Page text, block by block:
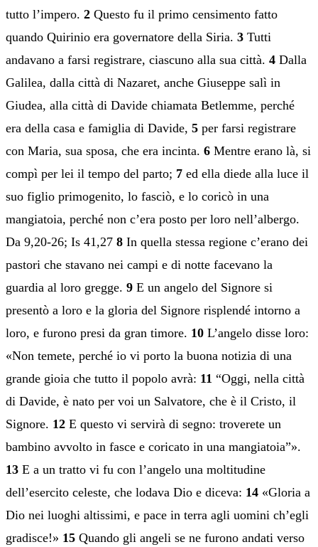
tutto l’impero. 2 Questo fu il primo censimento fatto
quando Quirinio era governatore della Siria. 3 Tutti
andavano a farsi registrare, ciascuno alla sua città. 4 Dalla
Galilea, dalla città di Nazaret, anche Giuseppe salì in
Giudea, alla città di Davide chiamata Betlemme, perché
era della casa e famiglia di Davide, 5 per farsi registrare
con Maria, sua sposa, che era incinta. 6 Mentre erano là, si
compì per lei il tempo del parto; 7 ed ella diede alla luce il
suo figlio primogenito, lo fasciò, e lo coricò in una
mangiatoia, perché non c’era posto per loro nell’albergo.
Da 9,20-26; Is 41,27 8 In quella stessa regione c’erano dei
pastori che stavano nei campi e di notte facevano la
guardia al loro gregge. 9 E un angelo del Signore si
presentò a loro e la gloria del Signore risplendé intorno a
loro, e furono presi da gran timore. 10 L’angelo disse loro:
«Non temete, perché io vi porto la buona notizia di una
grande gioia che tutto il popolo avrà: 11 “Oggi, nella città
di Davide, è nato per voi un Salvatore, che è il Cristo, il
Signore. 12 E questo vi servirà di segno: troverete un
bambino avvolto in fasce e coricato in una mangiatoia”».
13 E a un tratto vi fu con l’angelo una moltitudine
dell’esercito celeste, che lodava Dio e diceva: 14 «Gloria a
Dio nei luoghi altissimi, e pace in terra agli uomini ch’egli
gradisce!» 15 Quando gli angeli se ne furono andati verso